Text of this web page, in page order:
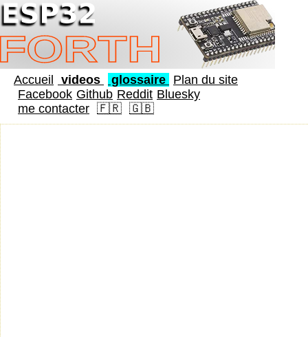
Accueil videos glossaire Plan du site
Facebook Github Reddit Bluesky
me contacter 🇫🇷 🇬🇧